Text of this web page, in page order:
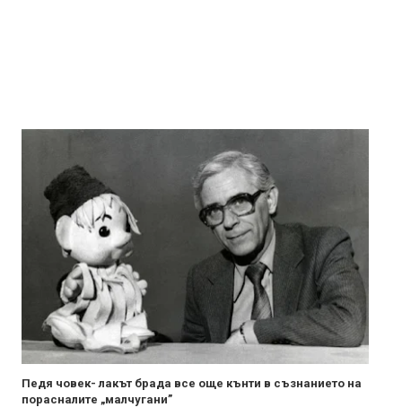
Педя човек- лакът брада все още кънти в съзнанието на
порасналите „малчугани”